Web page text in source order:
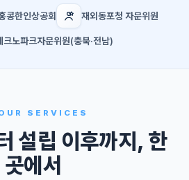
콩한인상공회 재외동포청 자문위원
크노파크자문위원(충북·전남)
SERVICES
설립 이후까지, 한
곳에서